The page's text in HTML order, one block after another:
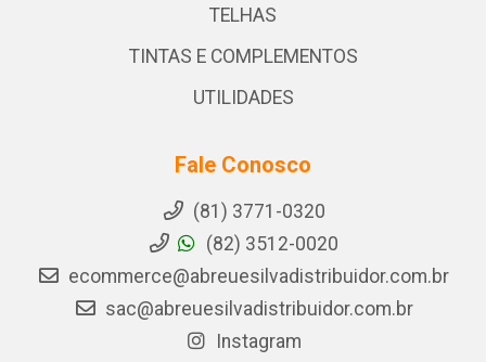
TELHAS
TINTAS E COMPLEMENTOS
UTILIDADES
Fale Conosco
(81) 3771-0320
(82) 3512-0020
ecommerce@abreuesilvadistribuidor.com.br
sac@abreuesilvadistribuidor.com.br
Instagram